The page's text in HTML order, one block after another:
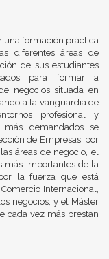
una formación práctica
diferentes áreas de
de sus estudiantes
para formar a
negocios situada en
a la vanguardia de
profesional y
más demandados se
de Empresas, por
áreas de negocio, el
más importantes de la
la fuerza que está
Internacional,
negocios, y el Máster
cada vez más prestan